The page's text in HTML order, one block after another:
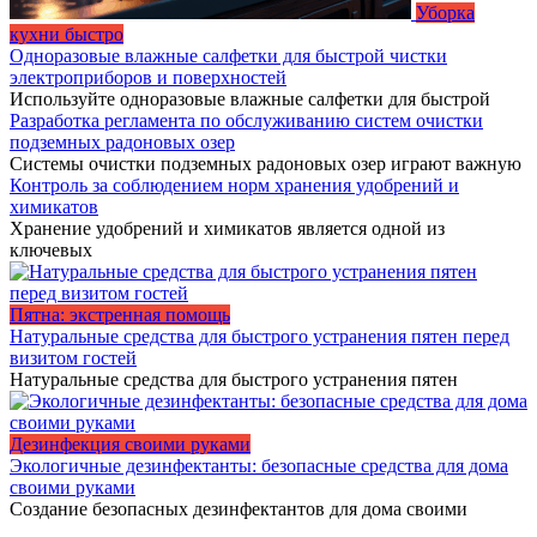
Уборка
кухни быстро
Одноразовые влажные салфетки для быстрой чистки
электроприборов и поверхностей
Используйте одноразовые влажные салфетки для быстрой
Разработка регламента по обслуживанию систем очистки
подземных радоновых озер
Системы очистки подземных радоновых озер играют важную
Контроль за соблюдением норм хранения удобрений и
химикатов
Хранение удобрений и химикатов является одной из
ключевых
Пятна: экстренная помощь
Натуральные средства для быстрого устранения пятен перед
визитом гостей
Натуральные средства для быстрого устранения пятен
Дезинфекция своими руками
Экологичные дезинфектанты: безопасные средства для дома
своими руками
Создание безопасных дезинфектантов для дома своими